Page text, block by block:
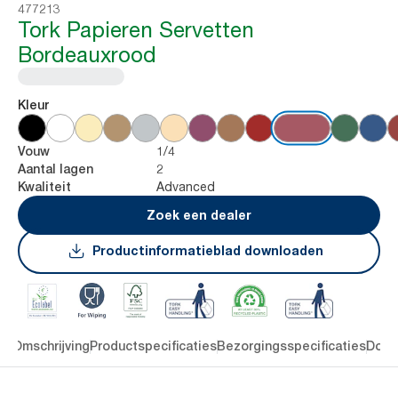
477213
Tork Papieren Servetten
Bordeauxrood
Kleur
Vouw 1/4
Aantal lagen 2
Kwaliteit
Advanced
Zoek een dealer
Productinformatieblad downloaden
OmschrijvingProductspecificatiesBezorgingsspecificaties